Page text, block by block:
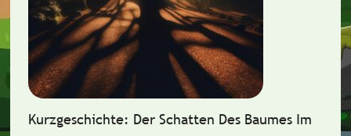
Kurzgeschichte: Der Schatten Des Baumes Im